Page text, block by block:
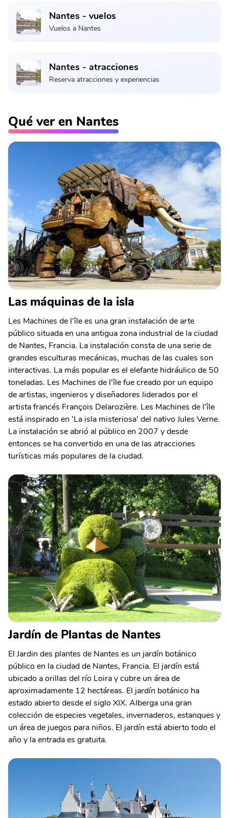
Nantes - vuelos
Vuelos a Nantes
Nantes - atracciones
Reserva atracciones y experiencias
Qué ver en Nantes
Las máquinas de la isla
Les Machines de l'île es una gran instalación de arte
público situada en una antigua zona industrial de la ciudad
de Nantes, Francia. La instalación consta de una serie de
grandes esculturas mecánicas, muchas de las cuales son
interactivas. La más popular es el elefante hidráulico de 50
toneladas. Les Machines de l'île fue creado por un equipo
de artistas, ingenieros y diseñadores liderados por el
artista francés François Delarozière. Les Machines de l'île
está inspirado en 'La isla misteriosa' del nativo Jules Verne.
La instalación se abrió al público en 2007 y desde
entonces se ha convertido en una de las atracciones
turísticas más populares de la ciudad.
Jardín de Plantas de Nantes
El Jardin des plantes de Nantes es un jardín botánico
público en la ciudad de Nantes, Francia. El jardín está
ubicado a orillas del río Loira y cubre un área de
aproximadamente 12 hectáreas. El jardín botánico ha
estado abierto desde el siglo XIX. Alberga una gran
colección de especies vegetales, invernaderos, estanques y
un área de juegos para niños. El jardín está abierto todo el
año y la entrada es gratuita.